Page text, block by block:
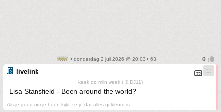
• donderdag 2 juli 2026 @ 20:03 • 63
livelink
keek op mijn week ( © DJ11)
Lisa Stansfield - Been around the world?
Als je goed om je heen kijkt zie je dat alles gekleurd is.